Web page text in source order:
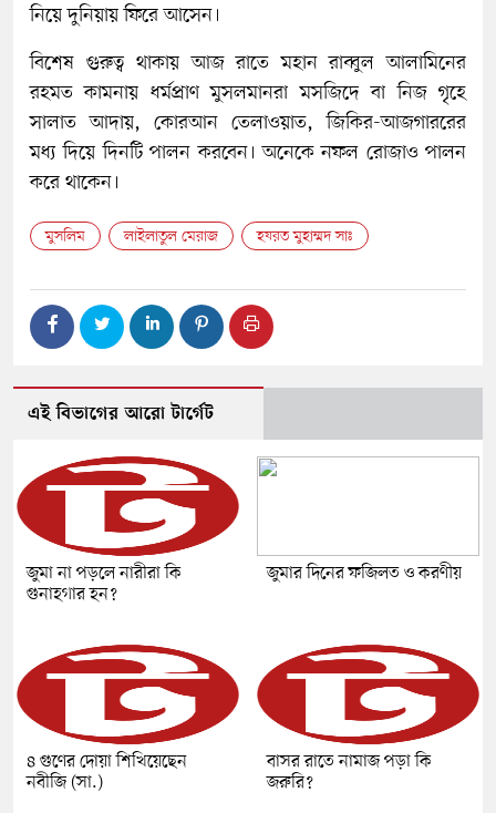
নিয়ে দুনিয়ায় ফিরে আসেন।
বিশেষ গুরুত্ব থাকায় আজ রাতে মহান রাব্বুল আলামিনের
রহমত কামনায় ধর্মপ্রাণ মুসলমানরা মসজিদে বা নিজ গৃহে
সালাত আদায়, কোরআন তেলাওয়াত, জিকির-আজগাররের
মধ্য দিয়ে দিনটি পালন করবেন। অনেকে নফল রোজাও পালন
করে থাকেন।
মুসলিম লাইলাতুল মেরাজ হযরত মুহাম্মদ সাঃ
এই বিভাগের আরো টার্গেট
জুমা না পড়লে নারীরা কি
গুনাহগার হন?
জুমার দিনের ফজিলত ও করণীয়
৪ গুণের দোয়া শিখিয়েছেন
নবীজি (সা.)
বাসর রাতে নামাজ পড়া কি
জরুরি?